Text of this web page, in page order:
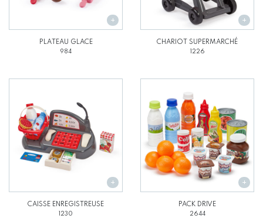
PLATEAU GLACE
984
CHARIOT SUPERMARCHÉ
1226
CAISSE ENREGISTREUSE
1230
PACK DRIVE
2644